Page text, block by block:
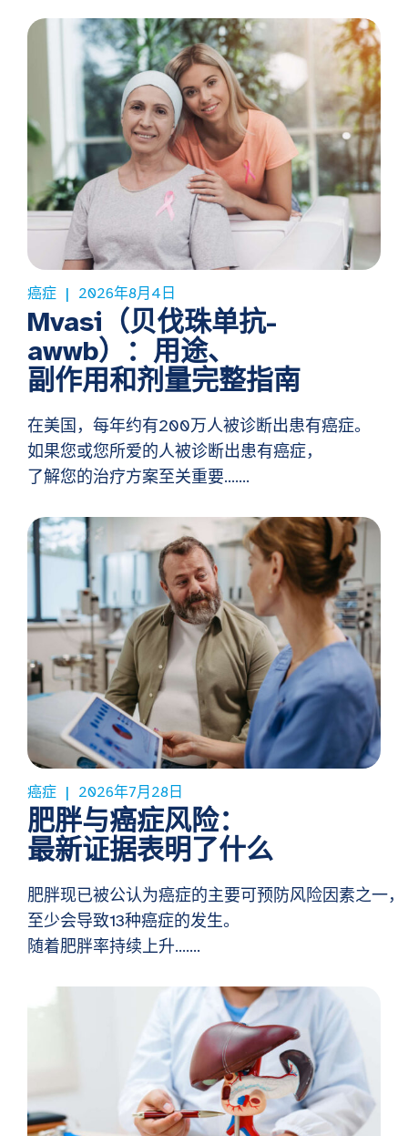
癌症 2026年8月4日
Mvasi（贝伐珠单抗-
awwb）：用途、
副作用和剂量完整指南
在美国，每年约有200万人被诊断出患有癌症。
如果您或您所爱的人被诊断出患有癌症，
了解您的治疗方案至关重要…….
癌症 2026年7月28日
肥胖与癌症风险：
最新证据表明了什么
肥胖现已被公认为癌症的主要可预防风险因素之一，
至少会导致13种癌症的发生。
随着肥胖率持续上升…….